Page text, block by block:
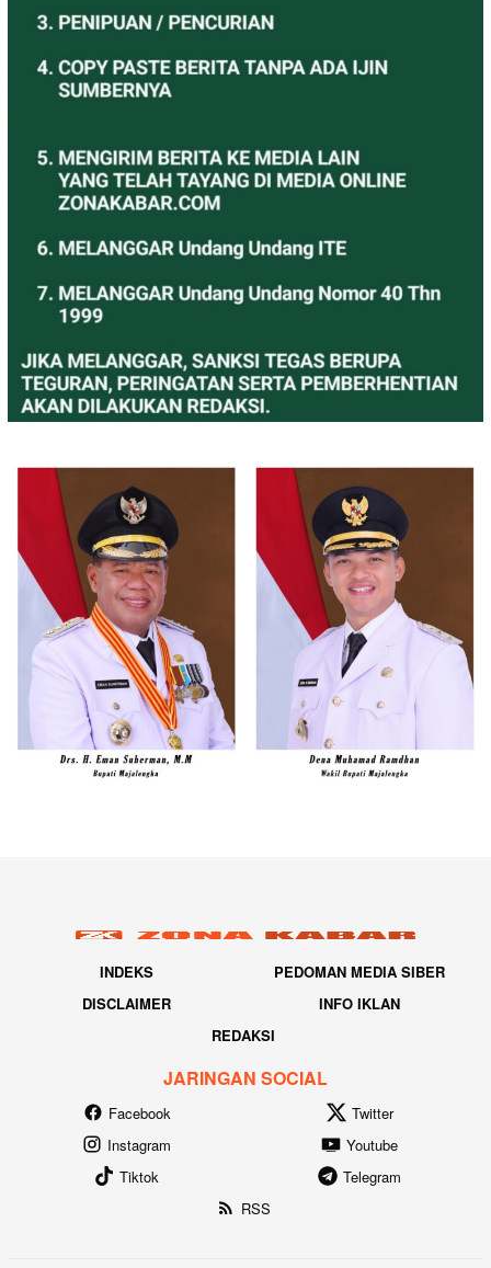
INDEKS
PEDOMAN MEDIA SIBER
DISCLAIMER
INFO IKLAN
REDAKSI
JARINGAN SOCIAL
Facebook
Twitter
Instagram
Youtube
Tiktok
Telegram
RSS